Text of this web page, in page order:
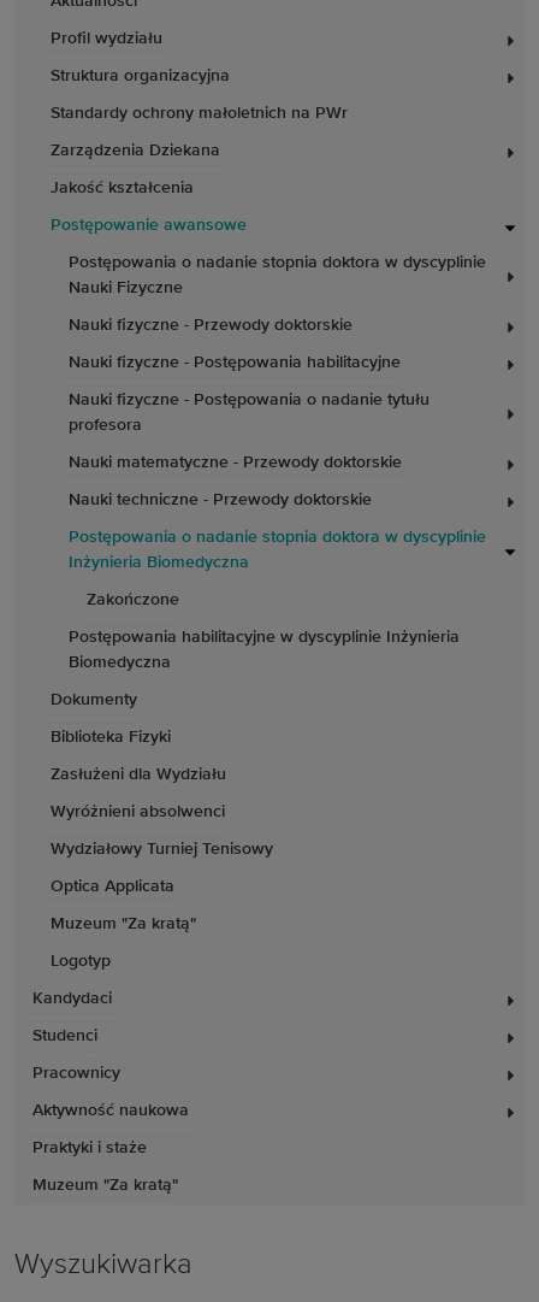
Profil wydziału
Struktura organizacyjna
Standardy ochrony małoletnich na PWr
Zarządzenia Dziekana
Jakość kształcenia
Postępowanie awansowe
Postępowania o nadanie stopnia doktora w dyscyplinie
Nauki Fizyczne
Nauki fizyczne - Przewody doktorskie
Nauki fizyczne - Postępowania habilitacyjne
Nauki fizyczne - Postępowania o nadanie tytułu
profesora
Nauki matematyczne - Przewody doktorskie
Nauki technic­zne - Przewody doktorskie
Postępowania o nadanie stopnia doktora w dyscyplinie
Inżynieria Biomedyczna
Zakończone
Postępowania habilitacyjne w dyscyplinie Inżynieria
Biomedyczna
Dokumenty
Biblioteka Fizyki
Zasłużeni dla Wydziału
Wyróżnieni absolwenci
Wydziałowy Turniej Tenisowy
Optica Applicata
Muzeum "Za kratą"
Logotyp
Kandydaci
Studenci
Pracownicy
Aktywność naukowa
Praktyki i staże
Muzeum "Za kratą"
Wyszukiwarka